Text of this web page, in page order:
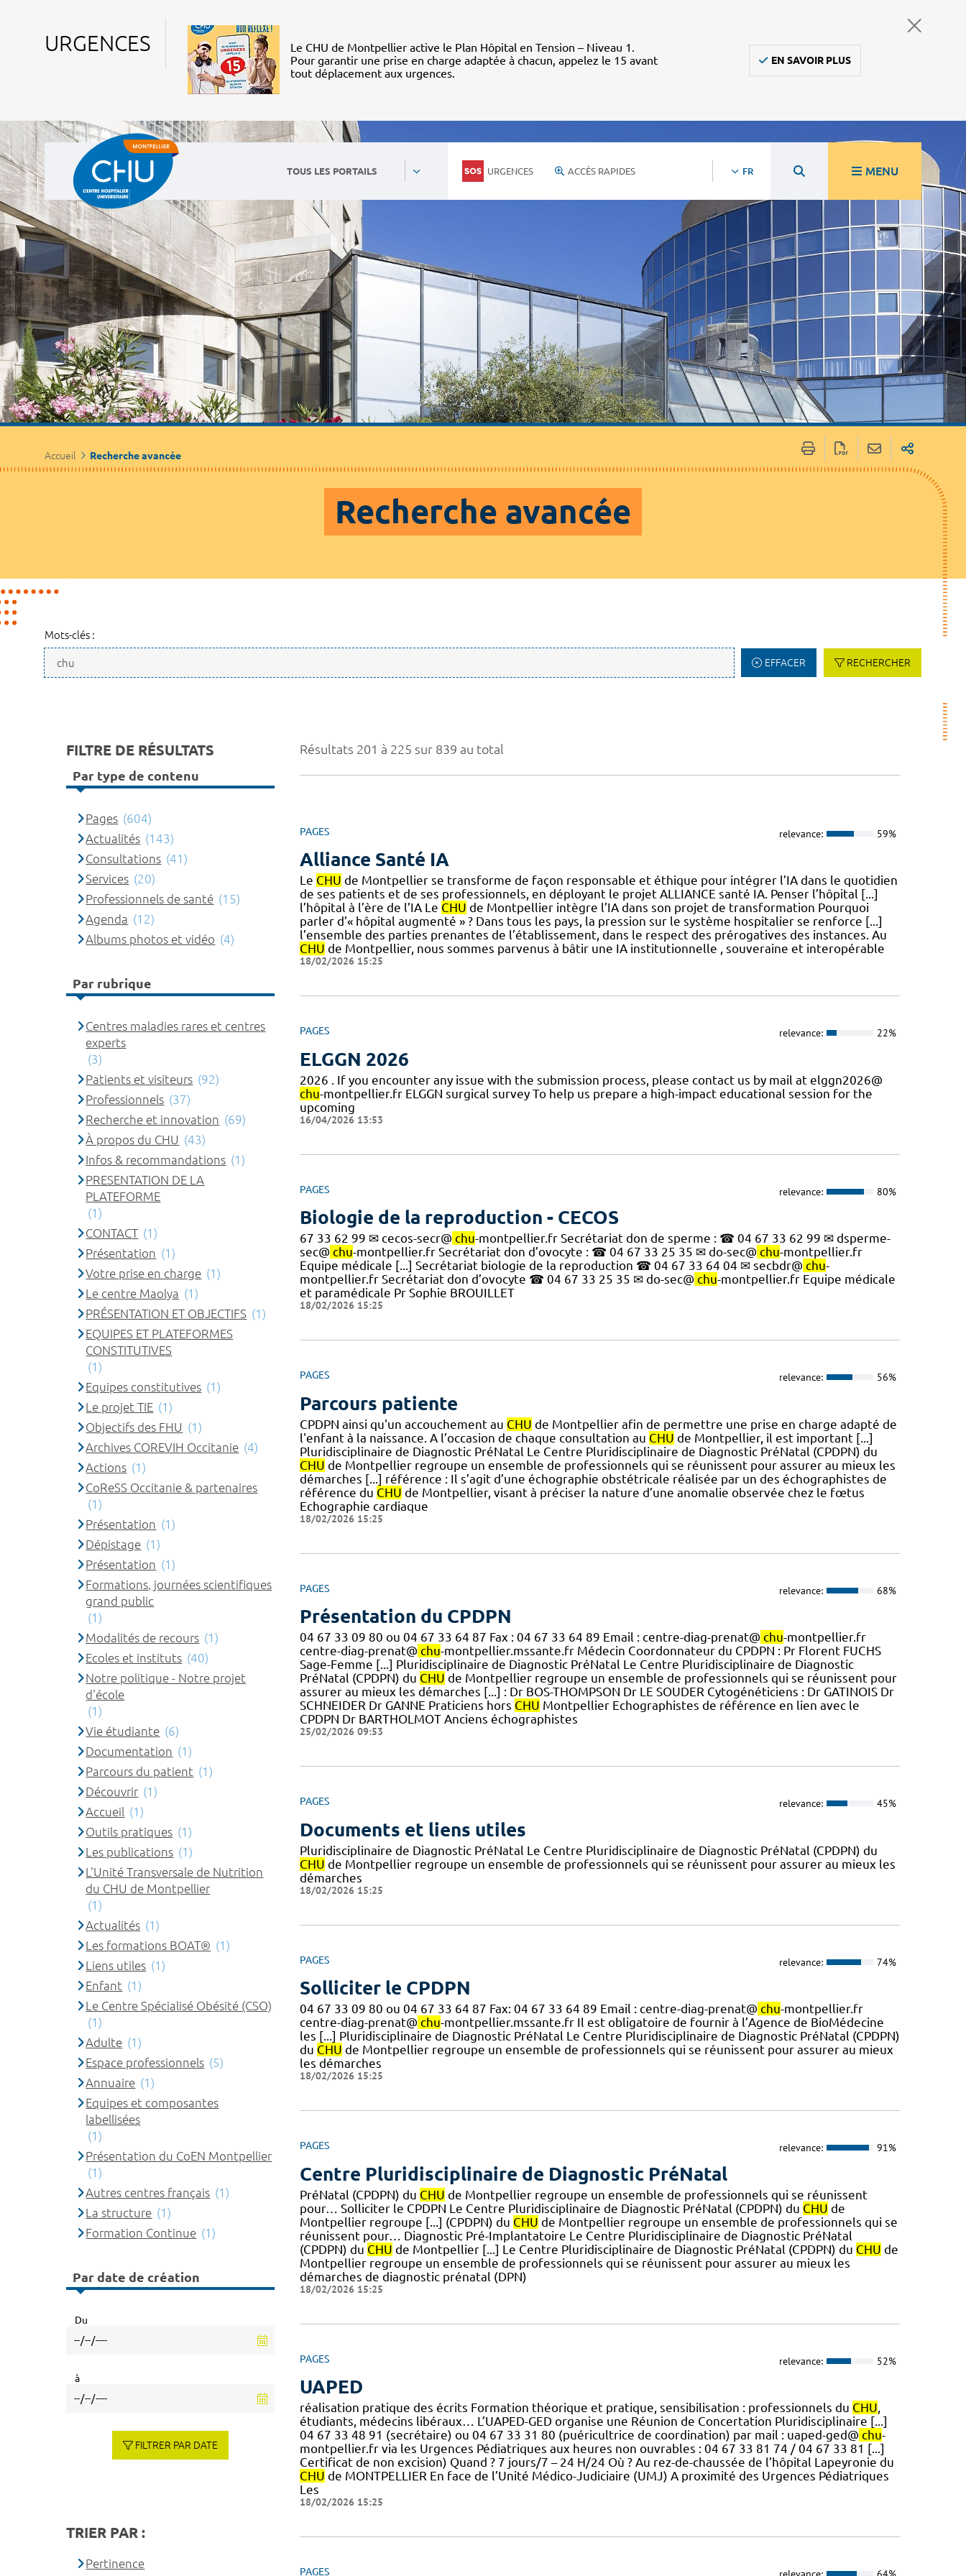
URGENCES
Le CHU de Montpellier active le Plan Hôpital en Tension – Niveau 1.
Pour garantir une prise en charge adaptée à chacun, appelez le 15 avant
tout déplacement aux urgences.
EN SAVOIR PLUS
TOUS LES PORTAILS URGENCES ACCÈS RAPIDES FR MENU
Accueil Recherche avancée
Recherche avancée
Mots-clés :
EFFACER RECHERCHER
Résultats 201 à 225 sur 839 au total
PAGES relevance: 59%
Alliance Santé IA
Le CHU de Montpellier se transforme de façon responsable et éthique pour intégrer l’IA dans le quotidien
de ses patients et de ses professionnels, en déployant le projet ALLIANCE santé IA. Penser l’hôpital [...]
l’hôpital à l’ère de l’IA Le CHU de Montpellier intègre l’IA dans son projet de transformation Pourquoi
parler d’« hôpital augmenté » ? Dans tous les pays, la pression sur le système hospitalier se renforce [...]
l’ensemble des parties prenantes de l’établissement, dans le respect des prérogatives des instances. Au
CHU de Montpellier, nous sommes parvenus à bâtir une IA institutionnelle , souveraine et interopérable
18/02/2026 15:25
PAGES relevance: 22%
ELGGN 2026
2026 . If you encounter any issue with the submission process, please contact us by mail at elggn2026@
chu-montpellier.fr ELGGN surgical survey To help us prepare a high-impact educational session for the
upcoming
16/04/2026 13:53
PAGES relevance: 80%
Biologie de la reproduction - CECOS
67 33 62 99 ✉ cecos-secr@ chu-montpellier.fr Secrétariat don de sperme : ☎ 04 67 33 62 99 ✉ dsperme-
sec@ chu-montpellier.fr Secrétariat don d’ovocyte : ☎ 04 67 33 25 35 ✉ do-sec@ chu-montpellier.fr
Equipe médicale [...] Secrétariat biologie de la reproduction ☎ 04 67 33 64 04 ✉ secbdr@ chu-
montpellier.fr Secrétariat don d’ovocyte ☎ 04 67 33 25 35 ✉ do-sec@ chu-montpellier.fr Equipe médicale
et paramédicale Pr Sophie BROUILLET
18/02/2026 15:25
PAGES relevance: 56%
Parcours patiente
CPDPN ainsi qu'un accouchement au CHU de Montpellier afin de permettre une prise en charge adapté de
l'enfant à la naissance. A l’occasion de chaque consultation au CHU de Montpellier, il est important [...]
Pluridisciplinaire de Diagnostic PréNatal Le Centre Pluridisciplinaire de Diagnostic PréNatal (CPDPN) du
CHU de Montpellier regroupe un ensemble de professionnels qui se réunissent pour assurer au mieux les
démarches [...] référence : Il s’agit d’une échographie obstétricale réalisée par un des échographistes de
référence du CHU de Montpellier, visant à préciser la nature d’une anomalie observée chez le fœtus
Echographie cardiaque
18/02/2026 15:25
PAGES relevance: 68%
Présentation du CPDPN
04 67 33 09 80 ou 04 67 33 64 87 Fax : 04 67 33 64 89 Email : centre-diag-prenat@ chu-montpellier.fr
centre-diag-prenat@ chu-montpellier.mssante.fr Médecin Coordonnateur du CPDPN : Pr Florent FUCHS
Sage-Femme [...] Pluridisciplinaire de Diagnostic PréNatal Le Centre Pluridisciplinaire de Diagnostic
PréNatal (CPDPN) du CHU de Montpellier regroupe un ensemble de professionnels qui se réunissent pour
assurer au mieux les démarches [...] : Dr BOS-THOMPSON Dr LE SOUDER Cytogénéticiens : Dr GATINOIS Dr
SCHNEIDER Dr GANNE Praticiens hors CHU Montpellier Echographistes de référence en lien avec le
CPDPN Dr BARTHOLMOT Anciens échographistes
25/02/2026 09:53
PAGES relevance: 45%
Documents et liens utiles
Pluridisciplinaire de Diagnostic PréNatal Le Centre Pluridisciplinaire de Diagnostic PréNatal (CPDPN) du
CHU de Montpellier regroupe un ensemble de professionnels qui se réunissent pour assurer au mieux les
démarches
18/02/2026 15:25
PAGES relevance: 74%
Solliciter le CPDPN
04 67 33 09 80 ou 04 67 33 64 87 Fax: 04 67 33 64 89 Email : centre-diag-prenat@ chu-montpellier.fr
centre-diag-prenat@ chu-montpellier.mssante.fr Il est obligatoire de fournir à l’Agence de BioMédecine
les [...] Pluridisciplinaire de Diagnostic PréNatal Le Centre Pluridisciplinaire de Diagnostic PréNatal (CPDPN)
du CHU de Montpellier regroupe un ensemble de professionnels qui se réunissent pour assurer au mieux
les démarches
18/02/2026 15:25
PAGES relevance: 91%
Centre Pluridisciplinaire de Diagnostic PréNatal
PréNatal (CPDPN) du CHU de Montpellier regroupe un ensemble de professionnels qui se réunissent
pour… Solliciter le CPDPN Le Centre Pluridisciplinaire de Diagnostic PréNatal (CPDPN) du CHU de
Montpellier regroupe [...] (CPDPN) du CHU de Montpellier regroupe un ensemble de professionnels qui se
réunissent pour… Diagnostic Pré-Implantatoire Le Centre Pluridisciplinaire de Diagnostic PréNatal
(CPDPN) du CHU de Montpellier [...] Le Centre Pluridisciplinaire de Diagnostic PréNatal (CPDPN) du CHU de
Montpellier regroupe un ensemble de professionnels qui se réunissent pour assurer au mieux les
démarches de diagnostic prénatal (DPN)
18/02/2026 15:25
PAGES relevance: 52%
UAPED
réalisation pratique des écrits Formation théorique et pratique, sensibilisation : professionnels du CHU,
étudiants, médecins libéraux… L’UAPED-GED organise une Réunion de Concertation Pluridisciplinaire [...]
04 67 33 48 91 (secrétaire) ou 04 67 33 31 80 (puéricultrice de coordination) par mail : uaped-ged@ chu-
montpellier.fr via les Urgences Pédiatriques aux heures non ouvrables : 04 67 33 81 74 / 04 67 33 81 [...]
Certificat de non excision) Quand ? 7 jours/7 – 24 H/24 Où ? Au rez-de-chaussée de l’hôpital Lapeyronie du
CHU de MONTPELLIER En face de l’Unité Médico-Judiciaire (UMJ) A proximité des Urgences Pédiatriques
Les
18/02/2026 15:25
PAGES
FILTRE DE RÉSULTATS
Par type de contenu
Pages (604)
Actualités (143)
Consultations (41)
Services (20)
Professionnels de santé (15)
Agenda (12)
Albums photos et vidéo (4)
Par rubrique
Centres maladies rares et centres
experts
(3)
Patients et visiteurs (92)
Professionnels (37)
Recherche et innovation (69)
À propos du CHU (43)
Infos & recommandations (1)
PRESENTATION DE LA
PLATEFORME
(1)
CONTACT (1)
Présentation (1)
Votre prise en charge (1)
Le centre Maolya (1)
PRÉSENTATION ET OBJECTIFS (1)
EQUIPES ET PLATEFORMES
CONSTITUTIVES
(1)
Equipes constitutives (1)
Le projet TIE (1)
Objectifs des FHU (1)
Archives COREVIH Occitanie (4)
Actions (1)
CoReSS Occitanie & partenaires
(1)
Présentation (1)
Dépistage (1)
Présentation (1)
Formations, journées scientifiques
grand public
(1)
Modalités de recours (1)
Ecoles et instituts (40)
Notre politique - Notre projet
d'école
(1)
Vie étudiante (6)
Documentation (1)
Parcours du patient (1)
Découvrir (1)
Accueil (1)
Outils pratiques (1)
Les publications (1)
L'Unité Transversale de Nutrition
du CHU de Montpellier
(1)
Actualités (1)
Les formations BOAT® (1)
Liens utiles (1)
Enfant (1)
Le Centre Spécialisé Obésité (CSO)
(1)
Adulte (1)
Espace professionnels (5)
Annuaire (1)
Equipes et composantes
labellisées
(1)
Présentation du CoEN Montpellier
(1)
Autres centres français (1)
La structure (1)
Formation Continue (1)
Par date de création
Du
à
FILTRER PAR DATE
TRIER PAR :
Pertinence